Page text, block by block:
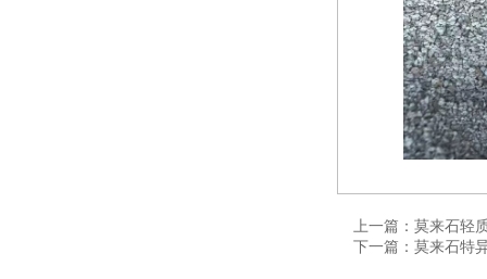
上一篇：莫来石轻
下一篇：莫来石特